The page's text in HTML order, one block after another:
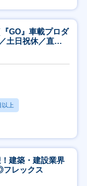
GO』車載プロダ
土日祝休／直行
以上
建築・建設業界
レックス